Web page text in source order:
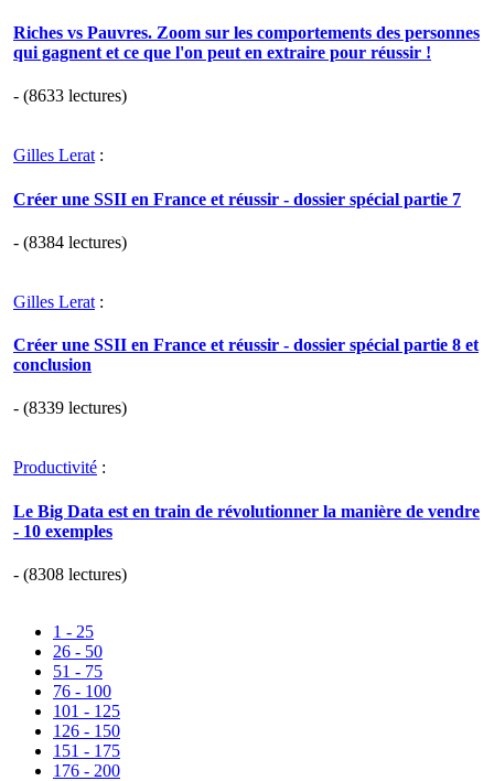
Riches vs Pauvres. Zoom sur les comportements des personnes
qui gagnent et ce que l'on peut en extraire pour réussir !
- (8633 lectures)
Gilles Lerat:
Créer une SSII en France et réussir - dossier spécial partie 7
- (8384 lectures)
Gilles Lerat :
Créer une SSII en France et réussir - dossier spécial partie 8 et
conclusion
- (8339 lectures)
Productivité :
Le Big Data est en train de révolutionner la manière de vendre
- 10 exemples
- (8308 lectures)
1 - 25
26 - 50
51 - 75
76 - 100
101 - 125
126 - 150
151 - 175
176 - 200